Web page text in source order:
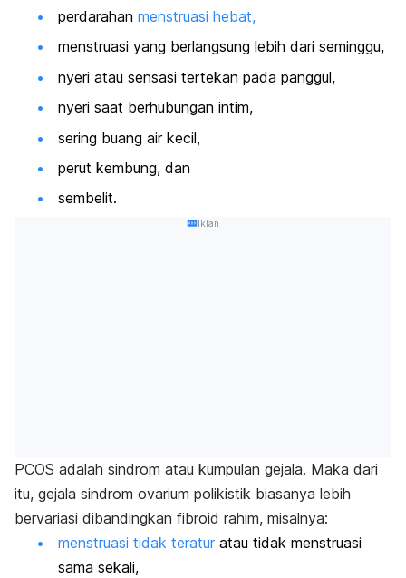
perdarahan menstruasi hebat,
menstruasi yang berlangsung lebih dari seminggu,
nyeri atau sensasi tertekan pada panggul,
nyeri saat berhubungan intim,
sering buang air kecil,
perut kembung, dan
sembelit.
Iklan
PCOS adalah sindrom atau kumpulan gejala. Maka dari
itu, gejala sindrom ovarium polikistik biasanya lebih
bervariasi dibandingkan fibroid rahim, misalnya:
menstruasi tidak teratur atau tidak menstruasi
sama sekali,